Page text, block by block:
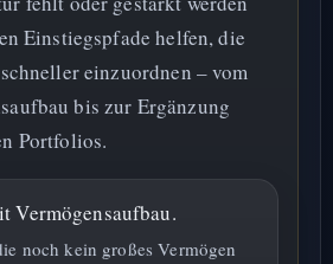
Einstiegspfade helfen, die
einzuordnen – vom
bis zur Ergänzung
Portfolios.
Vermögensaufbau.
noch kein großes Vermögen